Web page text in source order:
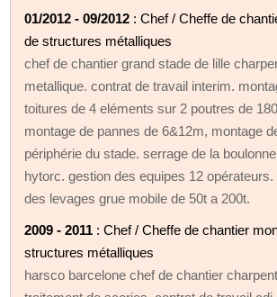
01/2012 - 09/2012 : Chef / Cheffe de
de structures métalliques
chef de chantier grand stade de lille
metallique. contrat de travail interim.
toitures de 4 eléments sur 2 poutres de
montage de pannes de 6&12m, montage
périphérie du stade. serrage de la
hytorc. gestion des equipes 12
des levages grue mobile de 50t a 200t.
2009 - 2011 : Chef / Cheffe de chantier
structures métalliques
harsco barcelone chef de chantier